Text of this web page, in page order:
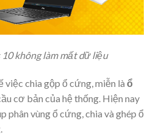
không làm mất dữ liệu
việc chia gộp ổ cứng, miễn là ổ
cơ bản của hệ thống. Hiện nay
phân vùng ổ cứng, chia và ghép ổ